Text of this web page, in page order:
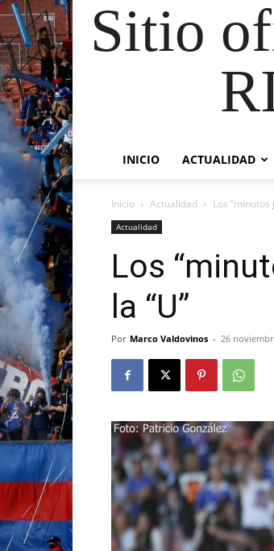
Sitio
INICIO ACTUALIDAD
Inicio Actualidad Los “minutos
Actualidad
Los
la “U”
Por Marco Valdovinos - 26